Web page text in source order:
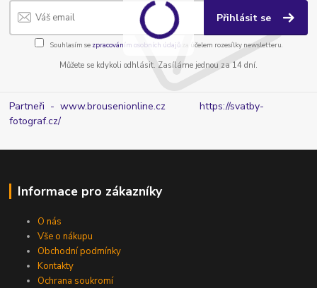
Přihlásit se
Souhlasím se zpracováním osobních údajůza účelem rozesílky newsletteru.
Můžete se kdykoli odhlásit. Zasíláme jednou za 14 dní.
Partneři - www.brousenionline.czhttps://svatby-
fotograf.cz/
Informace pro zákazníky
O nás
Vše o nákupu
Obchodní podmínky
Kontakty
Ochrana soukromí